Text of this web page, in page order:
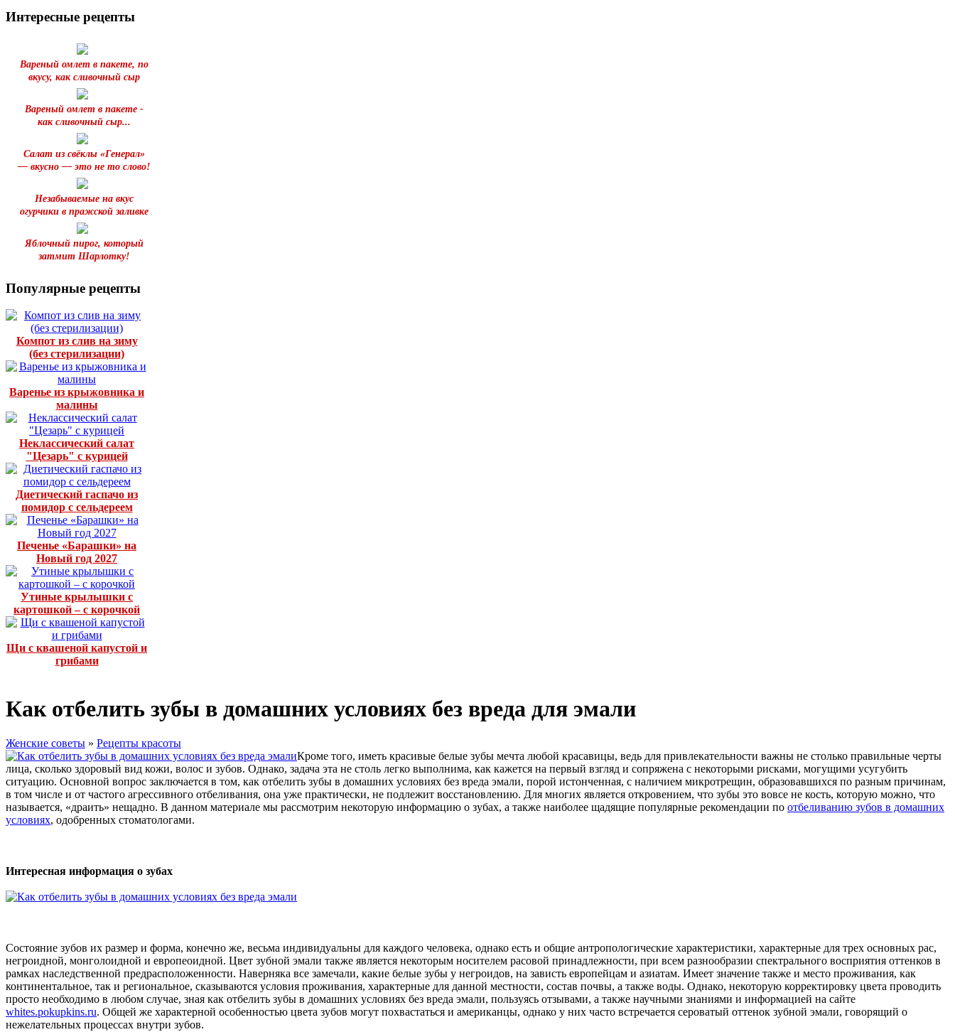
Интересные рецепты
Вареный омлет в пакете, по
вкусу, как сливочный сыр
Вареный омлет в пакете -
как сливочный сыр...
Салат из свёклы «Генерал»
— вкусно — это не то слово!
Незабываемые на вкус
огурчики в пражской заливке
Яблочный пирог, который
затмит Шарлотку!
Популярные рецепты
Компот из слив на зиму
(без стерилизации)
Варенье из крыжовника и
малины
Неклассический салат
"Цезарь" с курицей
Диетический гаспачо из
помидор с сельдереем
Печенье «Барашки» на
Новый год 2027
Утиные крылышки с
картошкой – с корочкой
Щи с квашеной капустой и
грибами
Как отбелить зубы в домашних условиях без вреда для эмали
Женские советы » Рецепты красоты
Кроме того, иметь красивые белые зубы мечта любой красавицы, ведь для привлекательности важны не столько правильные черты
лица, сколько здоровый вид кожи, волос и зубов. Однако, задача эта не столь легко выполнима, как кажется на первый взгляд и сопряжена с некоторыми рисками, могущими усугубить
ситуацию. Основной вопрос заключается в том, как отбелить зубы в домашних условиях без вреда эмали, порой истонченная, с наличием микротрещин, образовавшихся по разным причинам,
в том числе и от частого агрессивного отбеливания, она уже практически, не подлежит восстановлению. Для многих является откровением, что зубы это вовсе не кость, которую можно, что
называется, «драить» нещадно. В данном материале мы рассмотрим некоторую информацию о зубах, а также наиболее щадящие популярные рекомендации по отбеливанию зубов в домашних
условиях, одобренных стоматологами.
Интересная информация о зубах
Состояние зубов их размер и форма, конечно же, весьма индивидуальны для каждого человека, однако есть и общие антропологические характеристики, характерные для трех основных рас,
негроидной, монголоидной и европеоидной. Цвет зубной эмали также является некоторым носителем расовой принадлежности, при всем разнообразии спектрального восприятия оттенков в
рамках наследственной предрасположенности. Наверняка все замечали, какие белые зубы у негроидов, на зависть европейцам и азиатам. Имеет значение также и место проживания, как
континентальное, так и региональное, сказываются условия проживания, характерные для данной местности, состав почвы, а также воды. Однако, некоторую корректировку цвета проводить
просто необходимо в любом случае, зная как отбелить зубы в домашних условиях без вреда эмали, пользуясь отзывами, а также научными знаниями и информацией на сайте
whites.pokupkins.ru. Общей же характерной особенностью цвета зубов могут похвастаться и американцы, однако у них часто встречается сероватый оттенок зубной эмали, говорящий о
нежелательных процессах внутри зубов.